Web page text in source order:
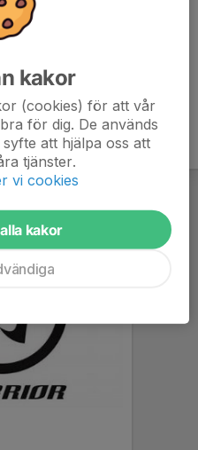
kakor
(cookies) för att vår
för dig. De används
att hjälpa oss att
tjänster.
vi cookies
kakor